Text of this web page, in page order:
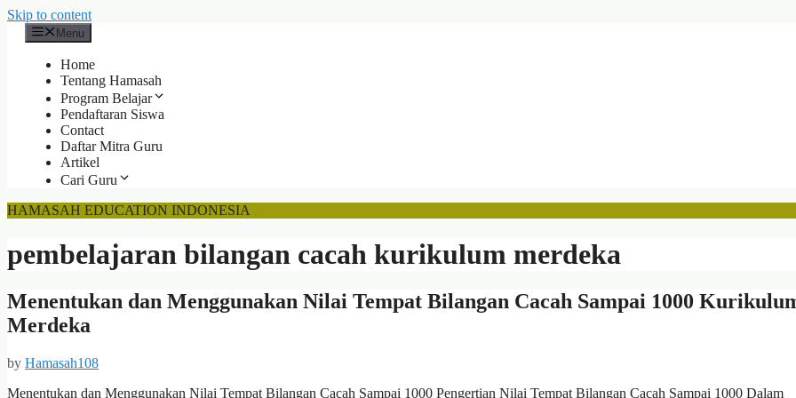
Skip to content
Menu
Home
Tentang Hamasah
Program Belajar
Pendaftaran Siswa
Contact
Daftar Mitra Guru
Artikel
Cari Guru
HAMASAH EDUCATION INDONESIA
pembelajaran bilangan cacah kurikulum merdeka
Menentukan dan Menggunakan Nilai Tempat Bilangan Cacah Sampai 1000
Merdeka
by Hamasah108
Menentukan dan Menggunakan Nilai Tempat Bilangan Cacah Sampai 1000 Pengertian Nilai Tempat Bilangan Cacah Sampai 1000 Dalam